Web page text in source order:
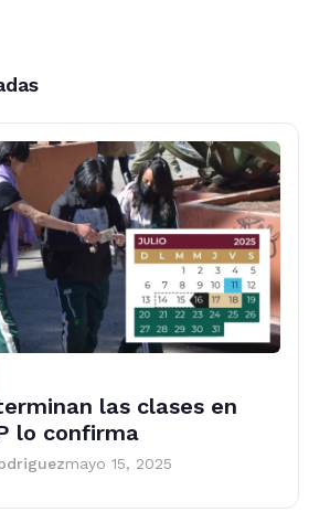
las clases en
lo confirma
mayo 15, 2025